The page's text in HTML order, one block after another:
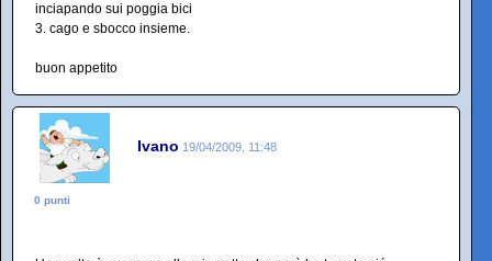
inciapando sui poggia bici
3. cago e sbocco insieme.
buon appetito
Ivano 19/04/2009, 11:48
0 punti